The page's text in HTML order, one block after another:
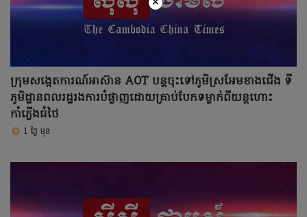
ក្រុមសង្កេតការណ៍អាស៊ាន AOT បន្តចុះទៅភូមិស្រអែមខាងជើង ទី
ភូមិដ្ឋានពលរដ្ឋរងការបំផ្លាញដោយគ្រាប់បែកទម្លាក់ពីយន្តហោះ
កាំភ្លើងធំថៃ
1 ថ្ងៃ មុន